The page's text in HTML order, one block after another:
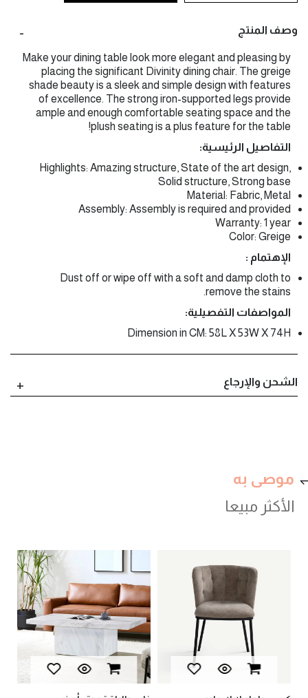
وصف المنتج
Make your dining table look more elegant and pleasing by
placing the significant Divinity dining chair. The greige
shade beauty is a sleek and simple design with features
of excellence. The strong iron-supported legs provide
ample and enough comfortable seating space and the
plush seating is a plus feature for the table!
التفاصيل الرئيسية:
Highlights: Amazing structure, State of the art design,
Solid structure, Strong base
Material: Fabric, Metal
Assembly: Assembly is required and provided
Warranty: 1 year
Color: Greige
الإهتمام :
Dust off or wipe off with a soft and damp cloth to
remove the stains.
المواصفات التفصيلية:
Dimension in CM: 58L X 53W X 74H
الشحن والإرجاع
موصى به
الأكثر مبيعا